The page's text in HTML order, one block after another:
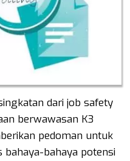
dari job safety
berwawasan K3
pedoman untuk
bahaya-bahaya potensi